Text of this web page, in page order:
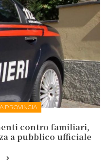
PROVINCIA
contro familiari,
a pubblico ufficiale